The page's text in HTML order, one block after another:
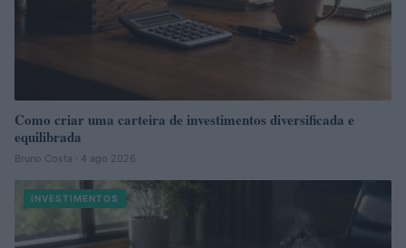
Como criar uma carteira de investimentos diversificada e
equilibrada
Bruno Costa · 4 ago 2026
INVESTIMENTOS